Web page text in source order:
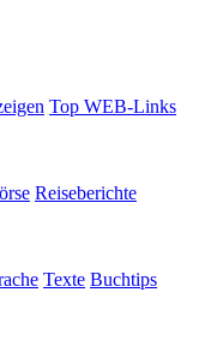
Top WEB-Links
Reiseberichte
Texte Buchtips